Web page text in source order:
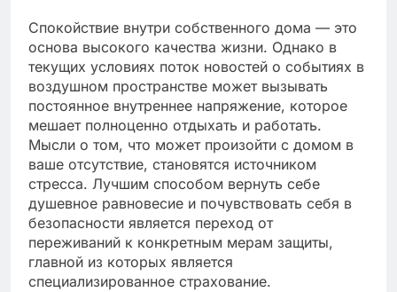
Спокойствие внутри собственного дома — это
основа высокого качества жизни. Однако в
текущих условиях поток новостей о событиях в
воздушном пространстве может вызывать
постоянное внутреннее напряжение, которое
мешает полноценно отдыхать и работать.
Мысли о том, что может произойти с домом в
ваше отсутствие, становятся источником
стресса. Лучшим способом вернуть себе
душевное равновесие и почувствовать себя в
безопасности является переход от
переживаний к конкретным мерам защиты,
главной из которых является
специализированное страхование.